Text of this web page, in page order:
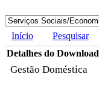
Início Pesquisar
Detalhes do Download
Gestão Doméstica